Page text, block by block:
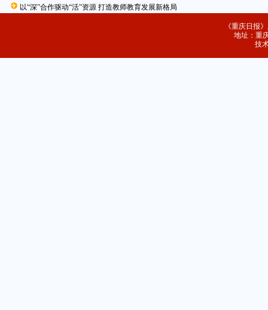
以“深”合作驱动“活”资源 打造教师教育发展新格局
《重庆日报
地址：重
技